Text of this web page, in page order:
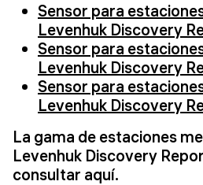
Sensor para
Levenhuk Discovery
Sensor para
Levenhuk Discovery
Sensor para
Levenhuk Discovery
La gama de estaciones
Levenhuk Discovery
consultar aquí.